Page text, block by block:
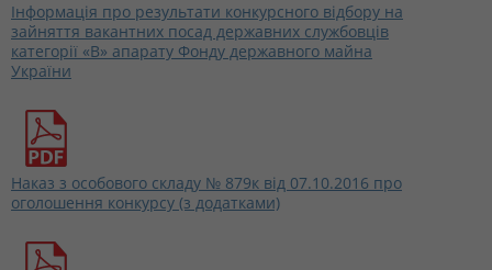
Інформація про результати конкурсного відбору на
зайняття вакантних посад державних службовців
категорії «В» апарату Фонду державного майна
України
Наказ з особового складу № 879к від 07.10.2016 про
оголошення конкурсу (з додатками)